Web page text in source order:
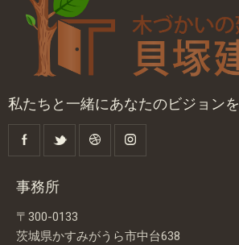
私たちと一緒にあなたのビジョン
事務所
〒300-0133
茨城県かすみがうら市中台638